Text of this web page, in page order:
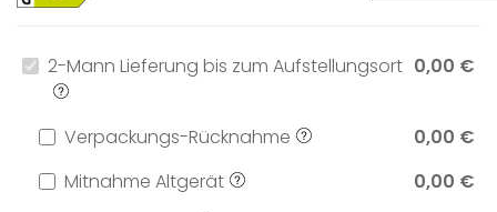
2-Mann Lieferung bis zum Aufstellungsort 0,00 €
Verpackungs-Rücknahme
0,00 €
Mitnahme Altgerät
0,00 €